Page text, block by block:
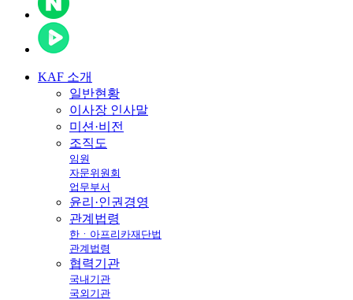
KAF 소개
일반현황
이사장 인사말
미션·비전
조직도
임원
자문위원회
업무부서
윤리·인권경영
관계법령
한ㆍ아프리카재단법
관계법령
협력기관
국내기관
국외기관